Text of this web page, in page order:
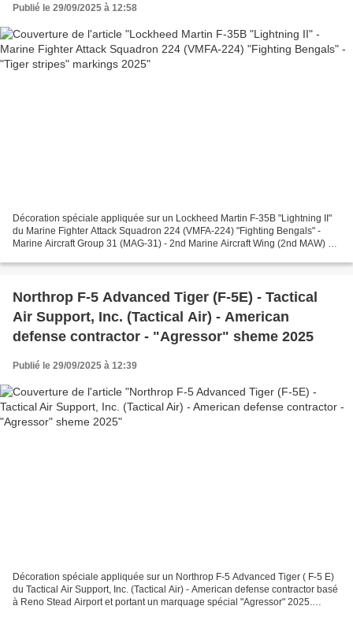
Publié le 29/09/2025 à 12:58
Décoration spéciale appliquée sur un Lockheed Martin F-35B "Lightning II"
du Marine Fighter Attack Squadron 224 (VMFA-224) "Fighting Bengals" -
Marine Aircraft Group 31 (MAG-31) - 2nd Marine Aircraft Wing (2nd MAW) de
Northrop F-5 Advanced Tiger (F-5E) - Tactical
Air Support, Inc. (Tactical Air) - American
defense contractor - "Agressor" sheme 2025
Publié le 29/09/2025 à 12:39
Décoration spéciale appliquée sur un Northrop F-5 Advanced Tiger ( F-5 E)
du Tactical Air Support, Inc. (Tactical Air) - American defense contractor basé
à Reno Stead Airport et portant un marquage spécial "Agressor" 2025.